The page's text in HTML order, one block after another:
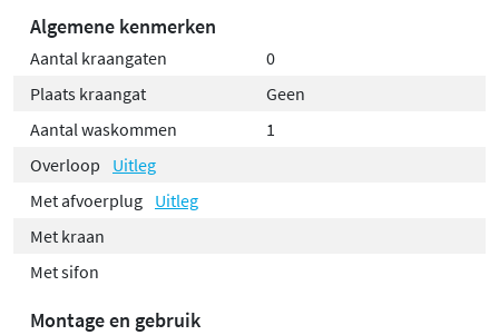
Algemene kenmerken
Aantal kraangaten
0
Plaats kraangat
Geen
Aantal waskommen
1
Overloop
Uitleg
Met afvoerplug Uitleg
Met kraan
Met sifon
Montage en gebruik